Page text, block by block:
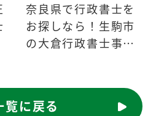
奈良県で行政書士を
お探しなら！生駒市
の大倉行政書士事務
覧に戻る